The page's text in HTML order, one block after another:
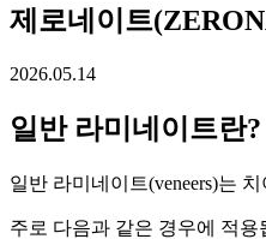
제로네이트
2026.05.14
일반 라미네이트란?
일반 라미네이트(veneers)는
주로 다음과 같은 경우에 적용